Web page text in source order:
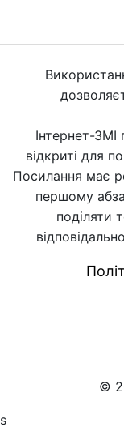
Інтернет-
відкриті для
Посилання має
першому
поділяти
©
s